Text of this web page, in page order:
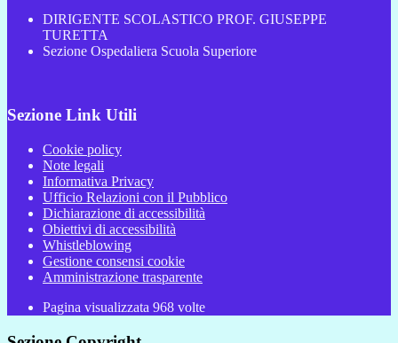
DIRIGENTE SCOLASTICO PROF. GIUSEPPE
TURETTA
Sezione Ospedaliera Scuola Superiore
Sezione Link Utili
Cookie policy
Note legali
Informativa Privacy
Ufficio Relazioni con il Pubblico
Dichiarazione di accessibilità
Obiettivi di accessibilità
Whistleblowing
Gestione consensi cookie
Amministrazione trasparente
Pagina visualizzata 968 volte